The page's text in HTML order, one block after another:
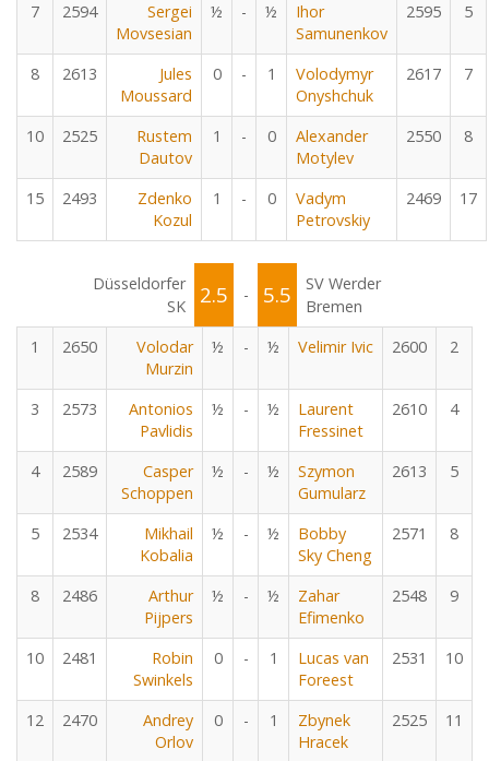
7 2594
Sergei
Movsesian
½ - ½
Ihor
Samunenkov
2595 5
8 2613
Jules
Moussard
0 - 1
Volodymyr
Onyshchuk
2617 7
10 2525
Rustem
Dautov
1 - 0
Alexander
Motylev
2550 8
15 2493
Zdenko
Kozul
1 - 0
Vadym
Petrovskiy
2469 17
Düsseldorfer
SK
2.5 - 5.5
SV Werder
Bremen
1
2650
Volodar
Murzin
½ - ½ Velimir Ivic 2600 2
3 2573
Antonios
Pavlidis
½ - ½
Laurent
Fressinet
2610 4
4 2589
Casper
Schoppen
½ - ½
Szymon
Gumularz
2613 5
5 2534
Mikhail
Kobalia
½ - ½
Bobby
Sky Cheng
2571 8
8 2486
Arthur
Pijpers
½ - ½
Zahar
Efimenko
2548 9
10 2481
Robin
Swinkels
0 - 1
Lucas van
Foreest
2531 10
12 2470
Andrey
Orlov
0 - 1
Zbynek
Hracek
2525 11